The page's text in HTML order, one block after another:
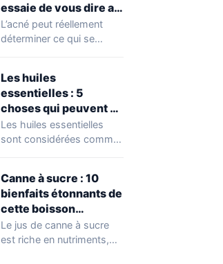
essaie de vous dire au
sujet de vos habitudes
L’acné peut réellement
déterminer ce qui se
Les huiles
essentielles : 5
choses qui peuvent se
produire en cas
d’utilisation excessive
Les huiles essentielles
sont considérées comme
Canne à sucre : 10
bienfaits étonnants de
cette boisson
magique
Le jus de canne à sucre
est riche en nutriments,